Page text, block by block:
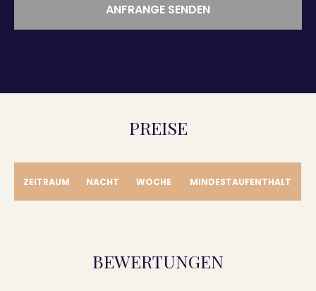
ANFRANGE SENDEN
PREISE
ZEITRAUM NACHT WOCHE MINDESTAUFENTHALT
BEWERTUNGEN